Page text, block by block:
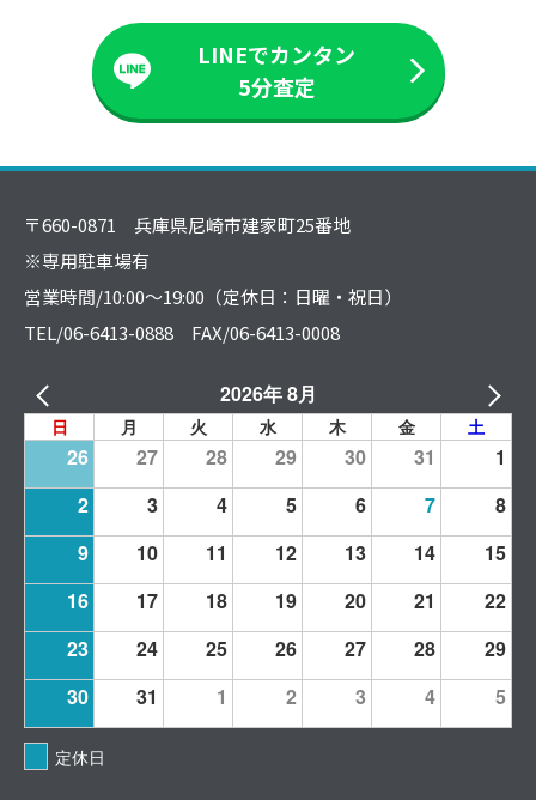
LINEでカンタン
5分査定
〒660-0871 兵庫県尼崎市建家町25番地
※専用駐車場有
営業時間/10:00～19:00（定休日：日曜・祝日）
TEL/06-6413-0888 FAX/06-6413-0008
2026年 8月
日 月 火 水 木 金 土
26 27 28 29 30 31
1
2
3 4 5 6 7
8
9
10 11 12 13 14
15
16
17 18 19 20 21
22
23
24 25 26 27 28
29
30
31 1 2 3 4 5
定休日